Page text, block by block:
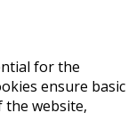
for the
ensure basic
website,